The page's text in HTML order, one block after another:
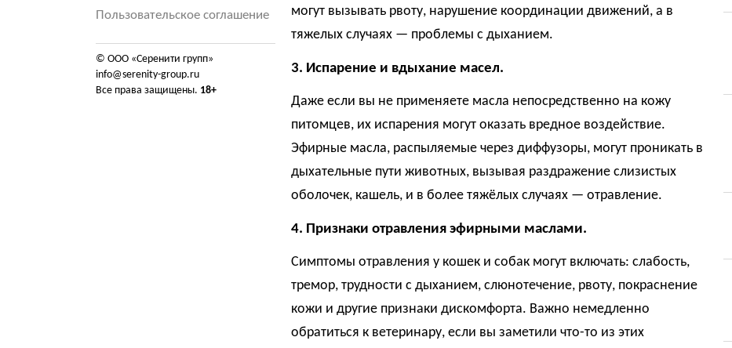
Пользовательское соглашение
© ООО «Серенити групп»
info@serenity-group.ru
Все права защищены. 18+
могут вызывать рвоту, нарушение координации движений, а в
тяжелых случаях — проблемы с дыханием.
3. Испарение и вдыхание масел.
Даже если вы не применяете масла непосредственно на кожу
питомцев, их испарения могут оказать вредное воздействие.
Эфирные масла, распыляемые через диффузоры, могут проникать в
дыхательные пути животных, вызывая раздражение слизистых
оболочек, кашель, и в более тяжёлых случаях — отравление.
4. Признаки отравления эфирными маслами.
Симптомы отравления у кошек и собак могут включать: слабость,
тремор, трудности с дыханием, слюнотечение, рвоту, покраснение
кожи и другие признаки дискомфорта. Важно немедленно
обратиться к ветеринару, если вы заметили что-то из этих